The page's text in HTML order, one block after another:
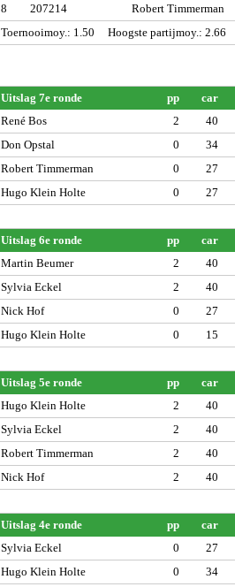
8
207214 Robert Timmerman
Toernooimoy.: 1.50 Hoogste partijmoy.:
Uitslag 7e ronde pp car
René Bos
2 40
Don Opstal
0 34
Robert Timmerman
0 27
Hugo Klein Holte
0 27
Uitslag 6e ronde pp car
Martin Beumer
2 40
Sylvia Eckel
2 40
Nick Hof
0 27
Hugo Klein Holte
0 15
Uitslag 5e ronde pp car
Hugo Klein Holte
2 40
Sylvia Eckel
2 40
Robert Timmerman
2 40
Nick Hof
2 40
Uitslag 4e ronde pp car
Sylvia Eckel
0 27
Hugo Klein Holte
0 34